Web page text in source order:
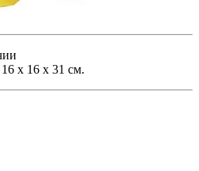
х 16 х 31 см.